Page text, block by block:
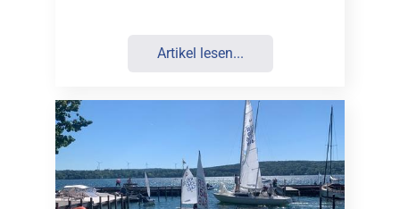
Artikel lesen...